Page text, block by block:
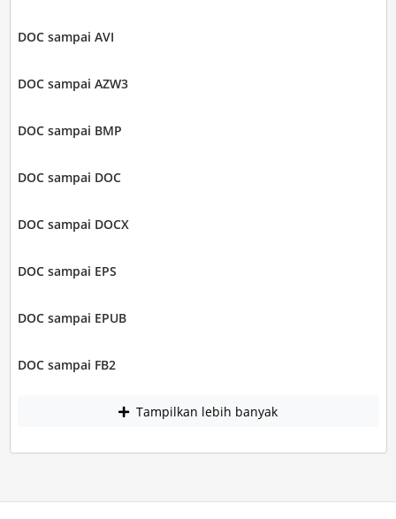
DOC sampai AVI
DOC sampai AZW3
DOC sampai BMP
DOC sampai DOC
DOC sampai DOCX
DOC sampai EPS
DOC sampai EPUB
DOC sampai FB2
Tampilkan lebih banyak